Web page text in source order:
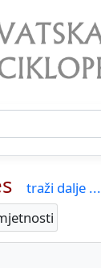
traži dalje ...